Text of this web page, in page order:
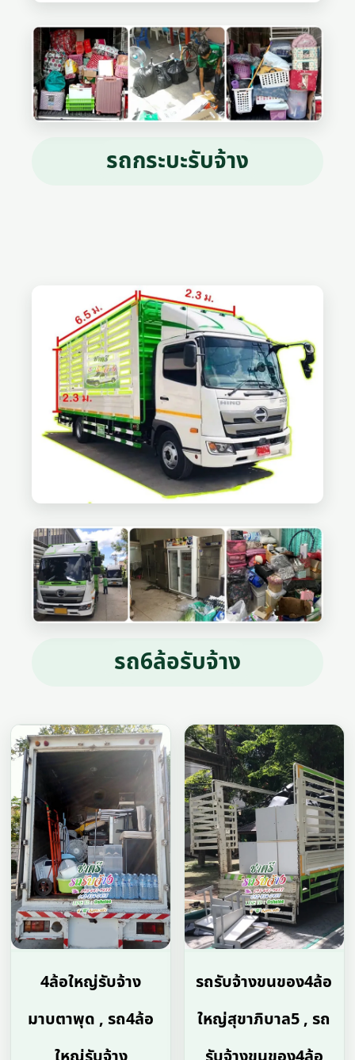
รถกระบะรับจ้าง
รถ6ล้อรับจ้าง
4ล้อใหญ่รับจ้าง
มาบตาพุด , รถ4ล้อ
รถรับจ้างขนของ4ล้อ
ใหญ่สุขาภิบาล5 , รถ